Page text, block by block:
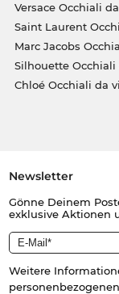
Versace Occhiali
Saint Laurent
Marc Jacobs
Silhouette Occhiali
Chloé Occhiali da
Newsletter
Gönne Deinem
exklusive Aktionen
Weitere